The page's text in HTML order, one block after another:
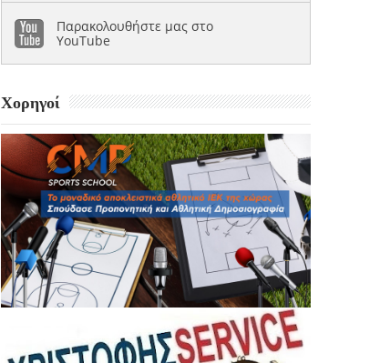
Παρακολουθήστε μας στο
YouTube
Χορηγοί